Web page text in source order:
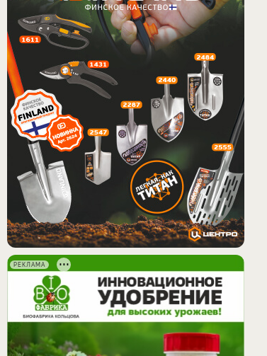
РЕКЛАМА